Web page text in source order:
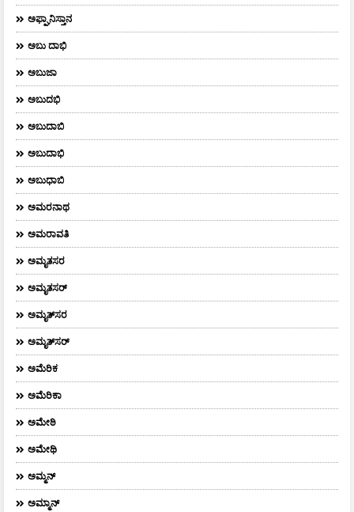
ಅಫ್ಘಾನಿಸ್ತಾನ
ಅಬು ದಾಭಿ
ಅಬುಜಾ
ಅಬುದಭಿ
ಅಬುದಾಬಿ
ಅಬುದಾಭಿ
ಅಬುಧಾಬಿ
ಅಮರನಾಥ
ಅಮರಾವತಿ
ಅಮೃತಸರ
ಅಮೃತಸರ್
ಅಮೃತ್‌ಸರ
ಅಮೃತ್​ಸರ್​
ಅಮೆರಿಕ
ಅಮೆರಿಕಾ
ಅಮೇಠಿ
ಅಮೇಥಿ
ಅಮ್ಮನ್‌
ಅಮ್ಮಾನ್